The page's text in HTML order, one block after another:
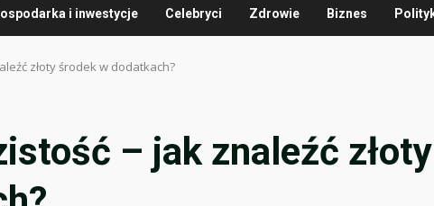
i inwestycje Celebryci Zdrowie Biznes
złoty środek w dodatkach?
– jak znaleźć złoty